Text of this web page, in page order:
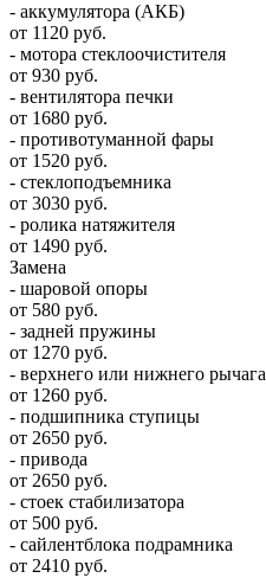
- аккумулятора (АКБ)
от 1120 руб.
- мотора стеклоочистителя
от 930 руб.
- вентилятора печки
от 1680 руб.
- противотуманной фары
от 1520 руб.
- стеклоподъемника
от 3030 руб.
- ролика натяжителя
от 1490 руб.
Замена
- шаровой опоры
от 580 руб.
- задней пружины
от 1270 руб.
- верхнего или нижнего рычага
от 1260 руб.
- подшипника ступицы
от 2650 руб.
- привода
от 2650 руб.
- стоек стабилизатора
от 500 руб.
- сайлентблока подрамника
от 2410 руб.